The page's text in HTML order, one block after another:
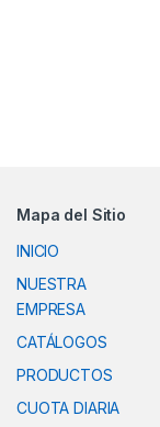
Mapa del Sitio
INICIO
NUESTRA
EMPRESA
CATÁLOGOS
PRODUCTOS
CUOTA DIARIA